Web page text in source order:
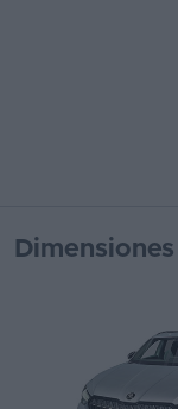
Dimensiones